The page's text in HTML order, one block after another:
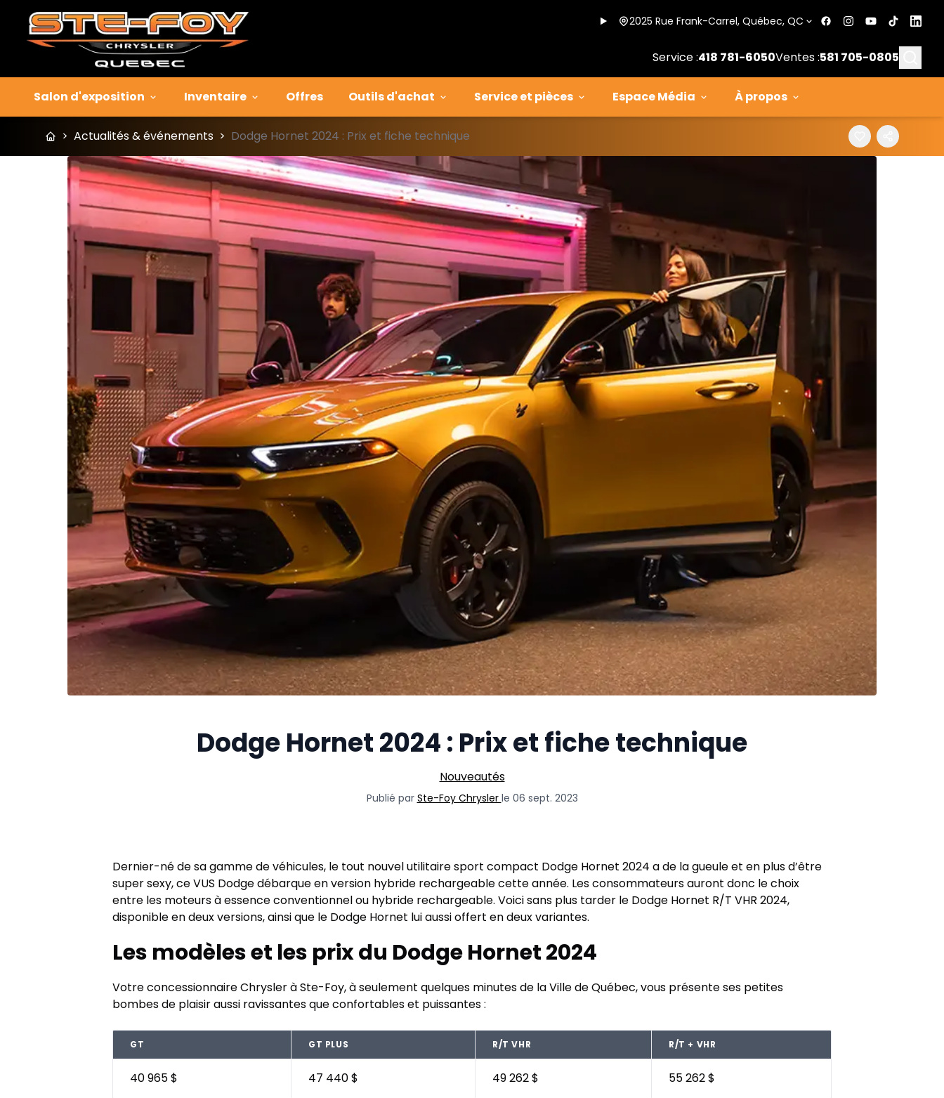
2025 Rue Frank-Carrel, Québec, QC
Service :418 781-6050Ventes :581 705-0805
Salon d'exposition Inventaire Offres Outils d'achat Service et pièces Espace Média À propos
> Actualités & événements > Dodge Hornet 2024 : Prix et fiche technique
Dodge Hornet 2024 : Prix et fiche technique
Nouveautés
Publié par Ste-Foy Chrysler le 06 sept. 2023
Dernier-né de sa gamme de véhicules, le tout nouvel utilitaire sport compact Dodge Hornet 2024 a de la gueule et en plus d’être
super sexy, ce VUS Dodge débarque en version hybride rechargeable cette année. Les consommateurs auront donc le choix
entre les moteurs à essence conventionnel ou hybride rechargeable. Voici sans plus tarder le Dodge Hornet R/T VHR 2024,
disponible en deux versions, ainsi que le Dodge Hornet lui aussi offert en deux variantes.
Les modèles et les prix du Dodge Hornet 2024
Votre concessionnaire Chrysler à Ste-Foy, à seulement quelques minutes de la Ville de Québec, vous présente ses petites
bombes de plaisir aussi ravissantes que confortables et puissantes :
GT GT PLUS R/T VHR R/T + VHR
40 965 $ 47 440 $ 49 262 $ 55 262 $